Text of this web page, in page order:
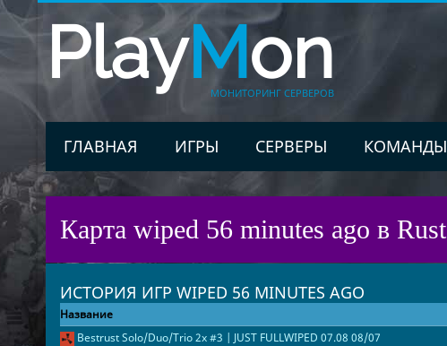
PlayMon
МОНИТОРИНГ СЕРВЕРОВ
ГЛАВНАЯ ИГРЫ СЕРВЕРЫ КОМАНДЫ
Карта wiped 56 minutes ago в Rust
ИСТОРИЯ ИГР WIPED 56 MINUTES AGO
Название
Bestrust Solo/Duo/Trio 2x #3 | JUST FULLWIPED 07.08 08/07